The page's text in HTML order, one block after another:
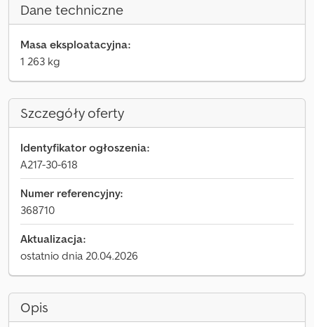
Dane techniczne
Masa eksploatacyjna:
1 263 kg
Szczegóły oferty
Identyfikator ogłoszenia:
A217-30-618
Numer referencyjny:
368710
Aktualizacja:
ostatnio dnia 20.04.2026
Opis